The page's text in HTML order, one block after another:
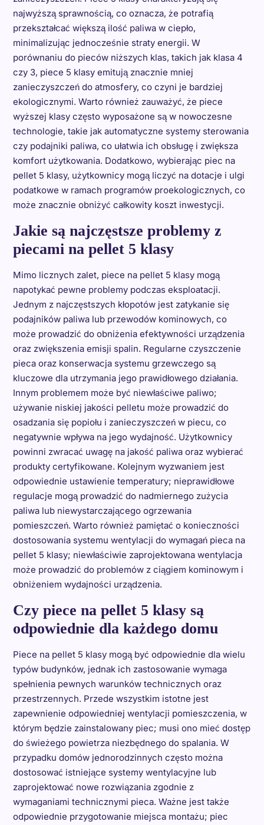
najwyższą sprawnością, co oznacza, że potrafią
przekształcać większą ilość paliwa w ciepło,
minimalizując jednocześnie straty energii. W
porównaniu do pieców niższych klas, takich jak klasa 4
czy 3, piece 5 klasy emitują znacznie mniej
zanieczyszczeń do atmosfery, co czyni je bardziej
ekologicznymi. Warto również zauważyć, że piece
wyższej klasy często wyposażone są w nowoczesne
technologie, takie jak automatyczne systemy sterowania
czy podajniki paliwa, co ułatwia ich obsługę i zwiększa
komfort użytkowania. Dodatkowo, wybierając piec na
pellet 5 klasy, użytkownicy mogą liczyć na dotacje i ulgi
podatkowe w ramach programów proekologicznych, co
może znacznie obniżyć całkowity koszt inwestycji.
Jakie są najczęstsze problemy z
piecami na pellet 5 klasy
Mimo licznych zalet, piece na pellet 5 klasy mogą
napotykać pewne problemy podczas eksploatacji.
Jednym z najczęstszych kłopotów jest zatykanie się
podajników paliwa lub przewodów kominowych, co
może prowadzić do obniżenia efektywności urządzenia
oraz zwiększenia emisji spalin. Regularne czyszczenie
pieca oraz konserwacja systemu grzewczego są
kluczowe dla utrzymania jego prawidłowego działania.
Innym problemem może być niewłaściwe paliwo;
używanie niskiej jakości pelletu może prowadzić do
osadzania się popiołu i zanieczyszczeń w piecu, co
negatywnie wpływa na jego wydajność. Użytkownicy
powinni zwracać uwagę na jakość paliwa oraz wybierać
produkty certyfikowane. Kolejnym wyzwaniem jest
odpowiednie ustawienie temperatury; nieprawidłowe
regulacje mogą prowadzić do nadmiernego zużycia
paliwa lub niewystarczającego ogrzewania
pomieszczeń. Warto również pamiętać o konieczności
dostosowania systemu wentylacji do wymagań pieca na
pellet 5 klasy; niewłaściwie zaprojektowana wentylacja
może prowadzić do problemów z ciągiem kominowym i
obniżeniem wydajności urządzenia.
Czy piece na pellet 5 klasy są
odpowiednie dla każdego domu
Piece na pellet 5 klasy mogą być odpowiednie dla wielu
typów budynków, jednak ich zastosowanie wymaga
spełnienia pewnych warunków technicznych oraz
przestrzennych. Przede wszystkim istotne jest
zapewnienie odpowiedniej wentylacji pomieszczenia, w
którym będzie zainstalowany piec; musi ono mieć dostęp
do świeżego powietrza niezbędnego do spalania. W
przypadku domów jednorodzinnych często można
dostosować istniejące systemy wentylacyjne lub
zaprojektować nowe rozwiązania zgodnie z
wymaganiami technicznymi pieca. Ważne jest także
odpowiednie przygotowanie miejsca montażu; piec